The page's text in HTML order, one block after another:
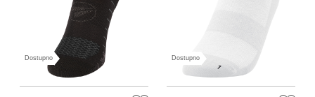
Dostupno Dostupno